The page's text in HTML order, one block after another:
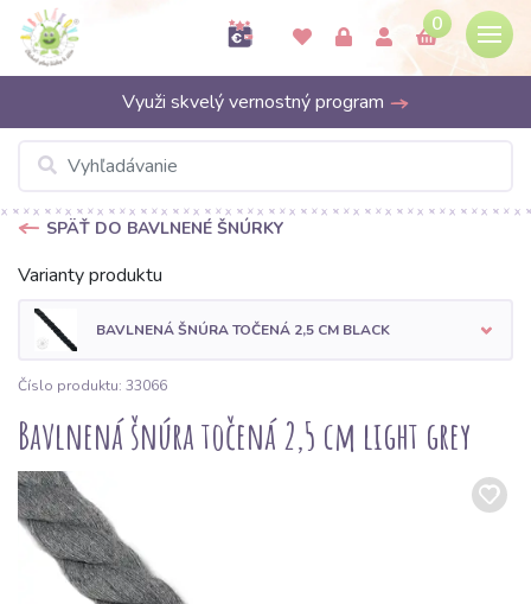
0
Využi skvelý vernostný program
SPÄŤ DO BAVLNENÉ ŠNÚRKY
Varianty produktu
BAVLNENÁ ŠNÚRA TOČENÁ 2,5 CM BLACK
Číslo produktu: 33066
Bavlnená šnúra točená 2,5 cm light grey